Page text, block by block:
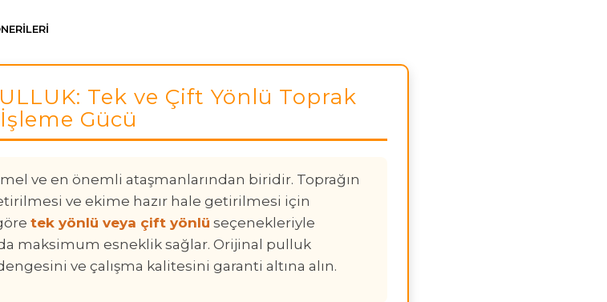
Tek ve Çift Yönlü Toprak
İşleme Gücü
ve en önemli ataşmanlarından biridir. Toprağın
ve ekime hazır hale getirilmesi için
tek yönlü veya çift yönlü seçenekleriyle
maksimum esneklik sağlar. Orijinal pulluk
ve çalışma kalitesini garanti altına alın.